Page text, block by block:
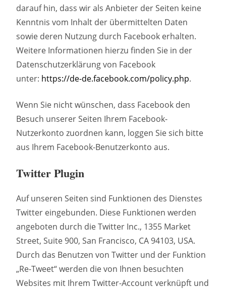
darauf hin, dass wir als Anbieter der Seiten keine
Kenntnis vom Inhalt der übermittelten Daten
sowie deren Nutzung durch Facebook erhalten.
Weitere Informationen hierzu finden Sie in der
Datenschutzerklärung von Facebook
unter: https://de-de.facebook.com/policy.php.
Wenn Sie nicht wünschen, dass Facebook den
Besuch unserer Seiten Ihrem Facebook-
Nutzerkonto zuordnen kann, loggen Sie sich bitte
aus Ihrem Facebook-Benutzerkonto aus.
Twitter Plugin
Auf unseren Seiten sind Funktionen des Dienstes
Twitter eingebunden. Diese Funktionen werden
angeboten durch die Twitter Inc., 1355 Market
Street, Suite 900, San Francisco, CA 94103, USA.
Durch das Benutzen von Twitter und der Funktion
„Re-Tweet“ werden die von Ihnen besuchten
Websites mit Ihrem Twitter-Account verknüpft und